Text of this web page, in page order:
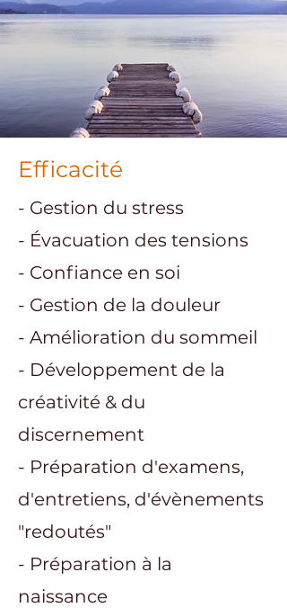
Efficacité
- Gestion du stress
- Évacuation des tensions
- Confiance en soi
- Gestion de la douleur
- Amélioration du sommeil
- Développement de la
créativité & du
discernement
- Préparation d'examens,
d'entretiens, d'évènements
"redoutés"
- Préparation à la
naissance